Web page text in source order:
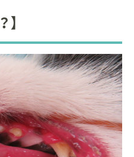
獣医学科 非常勤講師（2008～
境学部 アニマルサイエンス学
年～）
学部 獣医学科 高度臨床獣医学
）
】